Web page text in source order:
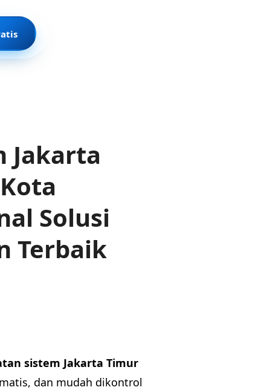
Jakarta
Solusi
Terbaik
sistem Jakarta Timur
dan mudah dikontrol